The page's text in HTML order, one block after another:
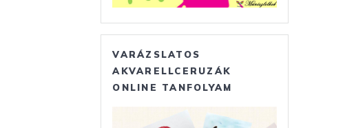
VARÁZSLATOS
AKVARELLCERUZÁK
ONLINE TANFOLYAM